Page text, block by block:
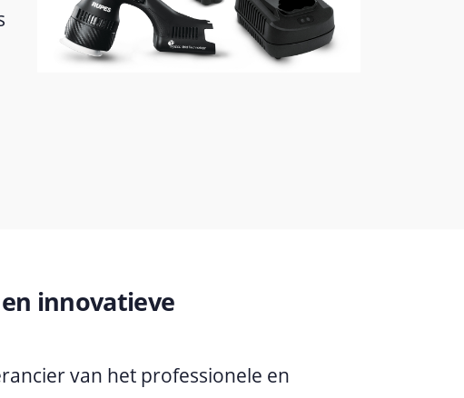
innovatieve
van het professionele en